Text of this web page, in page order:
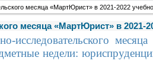
месяца «МартЮрист» в 2021-2022
месяца «МартЮрист» в 2021-
исследовательского
недели: